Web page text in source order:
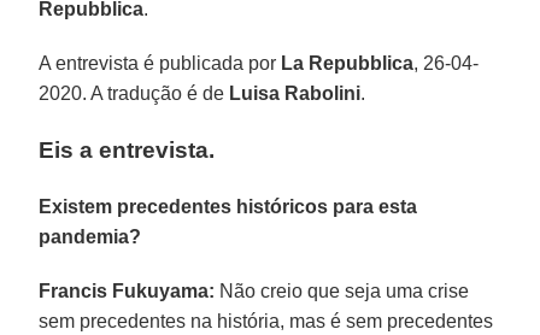
Repubblica.
A entrevista é publicada por La Repubblica, 26-04-
2020. A tradução é de Luisa Rabolini.
Eis a entrevista.
Existem precedentes históricos para esta
pandemia?
Francis Fukuyama: Não creio que seja uma crise
sem precedentes na história, mas é sem precedentes